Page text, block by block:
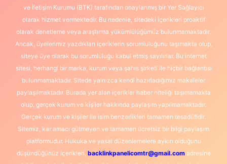
ve İletişim Kurumu (BTK) tarafından onaylanmış bir Yer Sağlayıcı
olarak hizmet vermektedir. Bu nedenle, sitedeki içerikleri proaktif
olarak denetleme veya araştırma yükümlülüğümüz bulunmamaktadır.
Ancak, üyelerimiz yazdıkları içeriklerin sorumluluğunu taşımakta olup,
siteye üye olarak bu sorumluluğu kabul etmiş sayılırlar. Bu internet
sitesi, herhangi bir marka, kurum veya şahıs şirketi ile hiçbir bağlantısı
bulunmamaktadır. Sitede yalnızca kendi hazırladığımız makaleler
paylaşılmaktadır. Burada yer alan içerikler haber niteliği taşımamakta
olup, gerçek kurum ve kişiler hakkında paylaşım yapılmamaktadır.
Gerçek kurum ve kişiler ile isim benzerlikleri tamamen tesadüfidir.
Sitemiz, kar amacı gütmeyen ve tamamen ücretsiz bir bilgi paylaşım
platformudur. Hukuka ve yasal düzenlemelere aykırı olduğunu
düşündüğünüz içerikleri, backlinkpanelicomtr@gmail.comadresine